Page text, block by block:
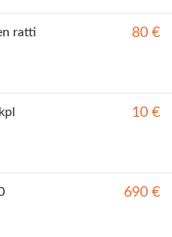
ratti 80 €
10 €
690 €